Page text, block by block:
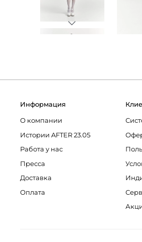
Информация
О компании
Истории AFTER 23.05
Работа у нас
Пресса
Доставка
Оплата